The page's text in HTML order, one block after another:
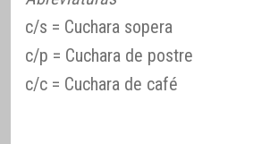
c/s = Cuchara sopera
c/p = Cuchara de postre
c/c = Cuchara de café